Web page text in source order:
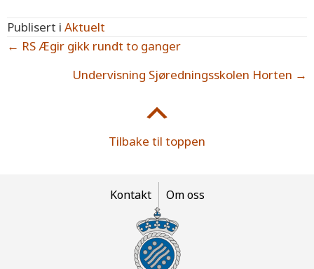
Publisert i Aktuelt
Posts
navigation
← RS Ægir gikk rundt to ganger
Undervisning Sjøredningsskolen Horten →
Tilbake til toppen
Kontakt Om oss